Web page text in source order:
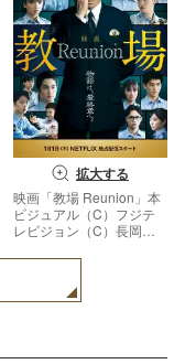
拡大する
映画「教場 Reunion」本
ビジュアル（C）フジテ
レビジョン（C）長岡弘